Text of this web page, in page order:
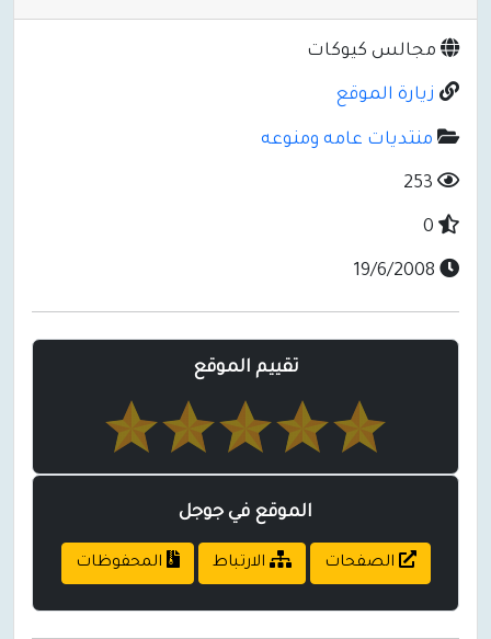
مجالس كيوكات
زيارة الموقع
منتديات عامه ومنوعه
تقييم الموقع
الموقع في جوجل
الصفحات الارتباط المحفوظات